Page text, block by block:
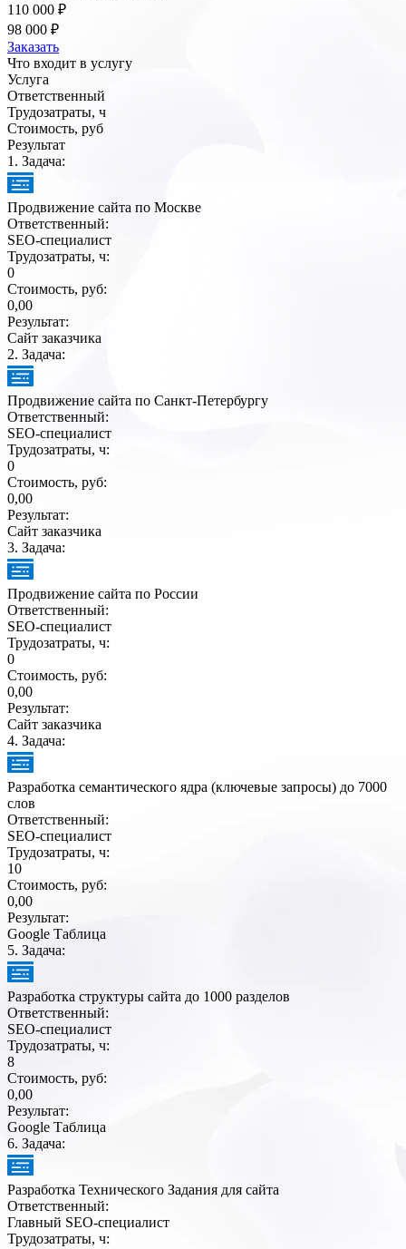
110 000 ₽
98 000 ₽
Заказать
Что входит в услугу
Услуга
Ответственный
Трудозатраты, ч
Стоимость, руб
Результат
1. Задача:
Продвижение сайта по Москве
Ответственный:
SEO-специалист
Трудозатраты, ч:
0
Стоимость, руб:
0,00
Результат:
Сайт заказчика
2. Задача:
Продвижение сайта по Санкт-Петербургу
Ответственный:
SEO-специалист
Трудозатраты, ч:
0
Стоимость, руб:
0,00
Результат:
Сайт заказчика
3. Задача:
Продвижение сайта по России
Ответственный:
SEO-специалист
Трудозатраты, ч:
0
Стоимость, руб:
0,00
Результат:
Сайт заказчика
4. Задача:
Разработка семантического ядра (ключевые запросы) до 7000
слов
Ответственный:
SEO-специалист
Трудозатраты, ч:
10
Стоимость, руб:
0,00
Результат:
Google Таблица
5. Задача:
Разработка структуры сайта до 1000 разделов
Ответственный:
SEO-специалист
Трудозатраты, ч:
8
Стоимость, руб:
0,00
Результат:
Google Таблица
6. Задача:
Разработка Технического Задания для сайта
Ответственный:
Главный SEO-специалист
Трудозатраты, ч: